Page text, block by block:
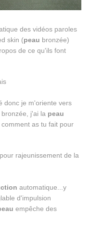
des vidéos paroles
skin (peau bronzée)
de ce qu'ils font
donc je m'oriente vers
j'ai la peau
as tu fait pour
automatique...y
d'impulsion
empêche des